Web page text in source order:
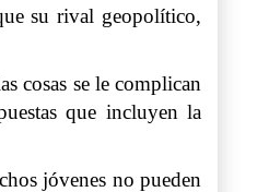
su rival geopolítico,
cosas se le complican
que incluyen la
jóvenes no pueden